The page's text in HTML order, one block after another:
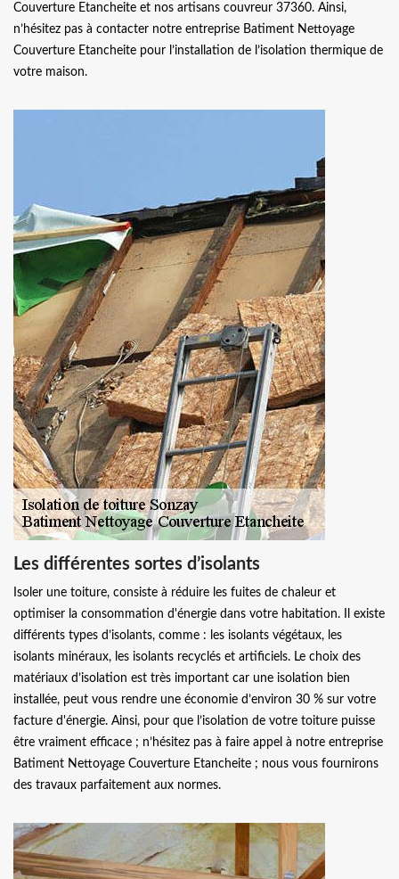
Couverture Etancheite et nos artisans couvreur 37360. Ainsi,
n’hésitez pas à contacter notre entreprise Batiment Nettoyage
Couverture Etancheite pour l’installation de l’isolation thermique de
votre maison.
Les différentes sortes d’isolants
Isoler une toiture, consiste à réduire les fuites de chaleur et
optimiser la consommation d'énergie dans votre habitation. Il existe
différents types d’isolants, comme : les isolants végétaux, les
isolants minéraux, les isolants recyclés et artificiels. Le choix des
matériaux d’isolation est très important car une isolation bien
installée, peut vous rendre une économie d’environ 30 % sur votre
facture d'énergie. Ainsi, pour que l’isolation de votre toiture puisse
être vraiment efficace ; n’hésitez pas à faire appel à notre entreprise
Batiment Nettoyage Couverture Etancheite ; nous vous fournirons
des travaux parfaitement aux normes.